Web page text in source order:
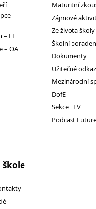
EVA)
– EL
– OA
Maturitní
Zájmové
Ze života školy
Školní
Dokumenty
Užitečné
Mezinárodní
DofE
Sekce TEV
Podcast
škole